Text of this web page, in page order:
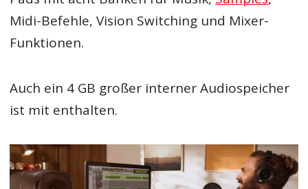
Midi-Befehle, Vision Switching und Mixer-
Funktionen.
Auch ein 4 GB großer interner Audiospeicher
ist mit enthalten.